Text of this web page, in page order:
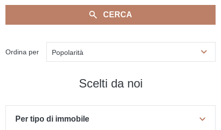
CERCA
Ordina per Popolarità
Scelti da noi
Per tipo di immobile